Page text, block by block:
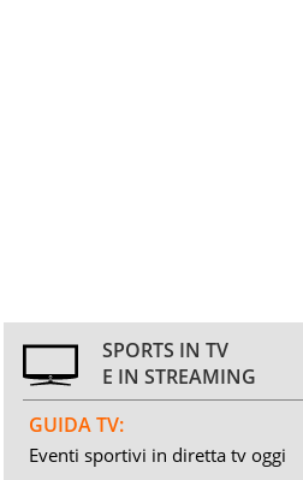
SPORTS IN TV
E IN STREAMING
GUIDA TV:
Eventi sportivi in diretta tv oggi